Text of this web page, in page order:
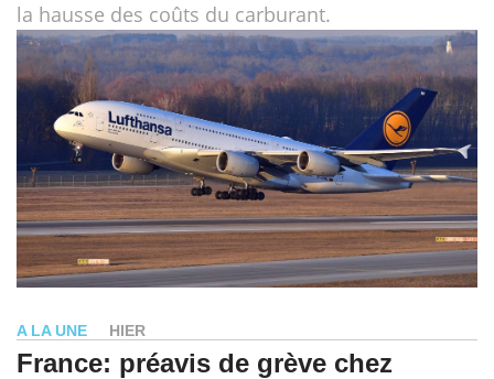
la hausse des coûts du carburant.
A LA UNE HIER
France: préavis de grève chez